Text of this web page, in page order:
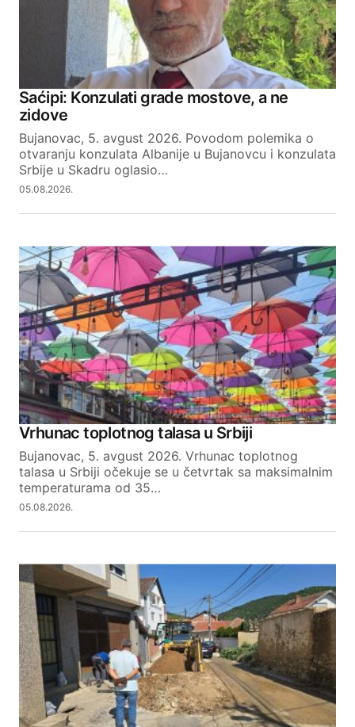
Saćipi: Konzulati grade mostove, a ne
zidove
Bujanovac, 5. avgust 2026. Povodom polemika o
otvaranju konzulata Albanije u Bujanovcu i konzulata
Srbije u Skadru oglasio…
05.08.2026.
Vrhunac toplotnog talasa u Srbiji
Bujanovac, 5. avgust 2026. Vrhunac toplotnog
talasa u Srbiji očekuje se u četvrtak sa maksimalnim
temperaturama od 35…
05.08.2026.